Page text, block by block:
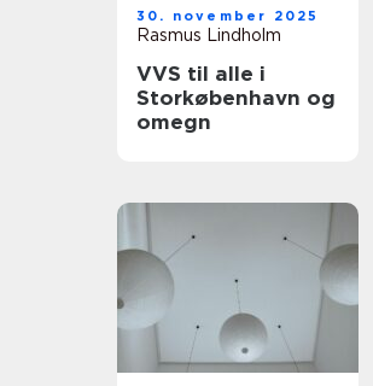
30. november 2025
Rasmus Lindholm
VVS til alle i
Storkøbenhavn og
omegn